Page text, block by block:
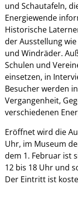
und Schautafeln,
Energiewende
Historische
der Ausstellung
und Windräder.
Schulen und
einsetzen, in
Besucher werden
Vergangenheit,
verschiedenen
Eröffnet wird die
Uhr, im Museum
dem 1. Februar ist
12 bis 18 Uhr und
Der Eintritt ist